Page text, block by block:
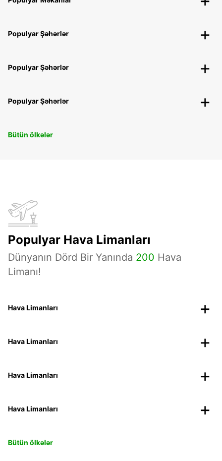
Populyar Şəhərlər
Populyar Şəhərlər
Populyar Şəhərlər
Bütün ölkələr
Populyar Hava Limanları
Dünyanın Dörd Bir Yanında 200 Hava
Limanı!
Hava Limanları
Hava Limanları
Hava Limanları
Hava Limanları
Bütün ölkələr